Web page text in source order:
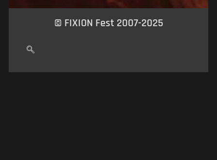
© FIXION Fest 2007-2025